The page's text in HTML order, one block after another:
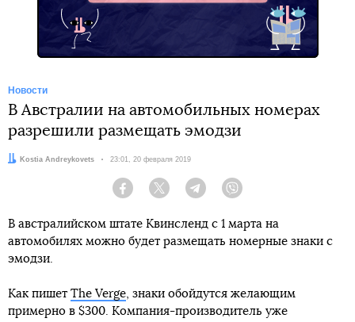
Новости
В Австралии на автомобильных номерах
разрешили размещать эмодзи
Автор:Kostia Andreykovets Дата:
23:01, 20 февраля 2019
Facebook Twitter Telegram
В австралийском штате Квинсленд с 1 марта на
автомобилях можно будет размещать номерные знаки с
эмодзи.
Как пишет The Verge, знаки обойдутся желающим
примерно в $300. Компания-производитель уже